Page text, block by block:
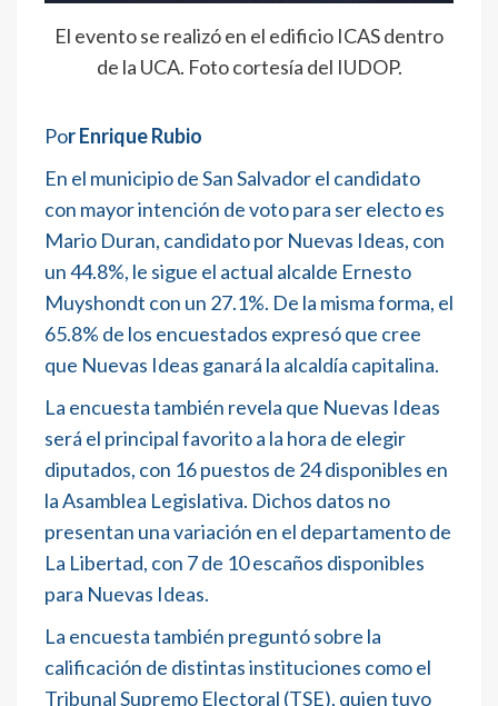
El evento se realizó en el edificio ICAS dentro
de la UCA. Foto cortesía del IUDOP.
Por Enrique Rubio
En el municipio de San Salvador el candidato
con mayor intención de voto para ser electo es
Mario Duran, candidato por Nuevas Ideas, con
un 44.8%, le sigue el actual alcalde Ernesto
Muyshondt con un 27.1%. De la misma forma, el
65.8% de los encuestados expresó que cree
que Nuevas Ideas ganará la alcaldía capitalina.
La encuesta también revela que Nuevas Ideas
será el principal favorito a la hora de elegir
diputados, con 16 puestos de 24 disponibles en
la Asamblea Legislativa. Dichos datos no
presentan una variación en el departamento de
La Libertad, con 7 de 10 escaños disponibles
para Nuevas Ideas.
La encuesta también preguntó sobre la
calificación de distintas instituciones como el
Tribunal Supremo Electoral (TSE), quien tuvo